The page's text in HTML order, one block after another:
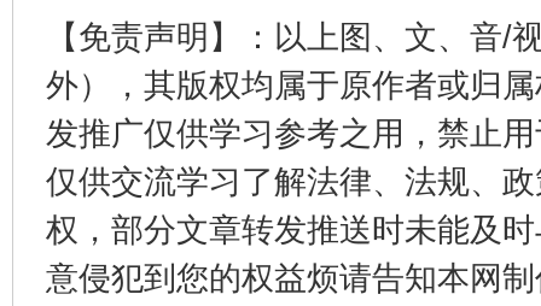
【免责声明】：以上图、文、音/
外），其版权均属于原作者或归
发推广仅供学习参考之用，禁止
仅供交流学习了解法律、法规、
权，部分文章转发推送时未能及
意侵犯到您的权益烦请告知本网
在谋一域中谋全局
今